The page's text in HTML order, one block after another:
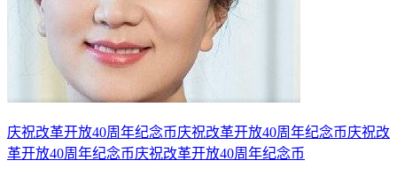
庆祝改革开放40周年纪念币庆祝改革开放40周年纪念币庆祝改
革开放40周年纪念币庆祝改革开放40周年纪念币